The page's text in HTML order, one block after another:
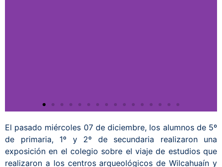
El pasado miércoles 07 de diciembre, los alumnos de 5º
de primaria, 1º y 2º de secundaria realizaron una
exposición en el colegio sobre el viaje de estudios que
realizaron a los centros arqueológicos de Wilcahuaín y